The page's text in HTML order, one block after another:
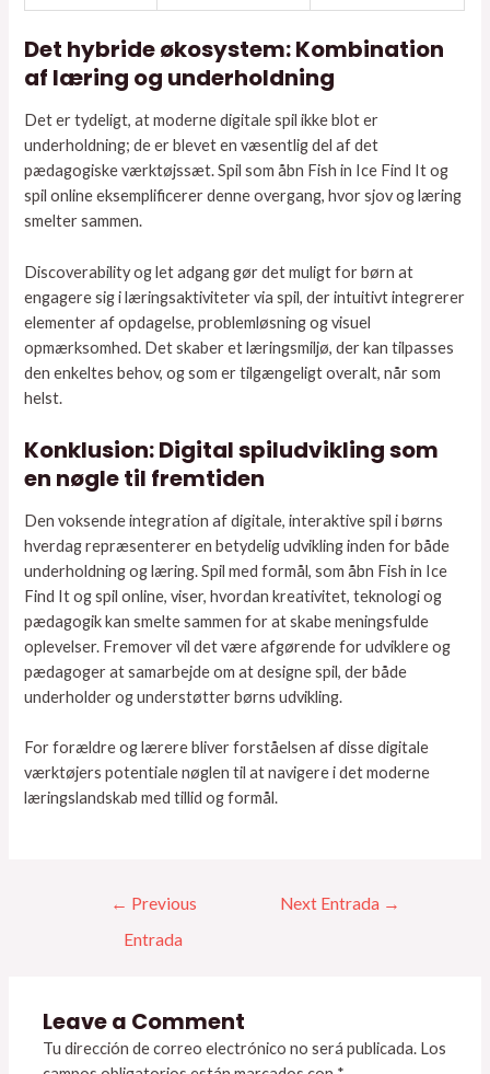
Det hybride økosystem: Kombination
af læring og underholdning
Det er tydeligt, at moderne digitale spil ikke blot er
underholdning; de er blevet en væsentlig del af det
pædagogiske værktøjssæt. Spil som åbn Fish in Ice Find It og
spil online eksemplificerer denne overgang, hvor sjov og læring
smelter sammen.
Discoverability og let adgang gør det muligt for børn at
engagere sig i læringsaktiviteter via spil, der intuitivt integrerer
elementer af opdagelse, problemløsning og visuel
opmærksomhed. Det skaber et læringsmiljø, der kan tilpasses
den enkeltes behov, og som er tilgængeligt overalt, når som
helst.
Konklusion: Digital spiludvikling som
en nøgle til fremtiden
Den voksende integration af digitale, interaktive spil i børns
hverdag repræsenterer en betydelig udvikling inden for både
underholdning og læring. Spil med formål, som åbn Fish in Ice
Find It og spil online, viser, hvordan kreativitet, teknologi og
pædagogik kan smelte sammen for at skabe meningsfulde
oplevelser. Fremover vil det være afgørende for udviklere og
pædagoger at samarbejde om at designe spil, der både
underholder og understøtter børns udvikling.
For forældre og lærere bliver forståelsen af disse digitale
værktøjers potentiale nøglen til at navigere i det moderne
læringslandskab med tillid og formål.
← Previous
Entrada
Next Entrada →
Leave a Comment
Tu dirección de correo electrónico no será publicada. Los